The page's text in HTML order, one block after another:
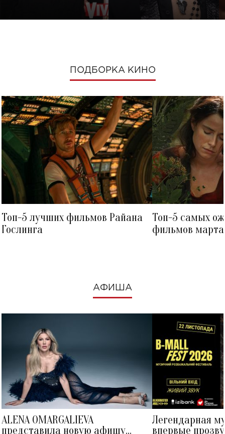
ПОДБОРКА КИНО
Топ-5 лучших фильмов Райана
Гослинга
Топ-5 самых
фильмов
АФИША
ALENA OMARGALIEVA
представила новую афишу
Легендарная
впервые